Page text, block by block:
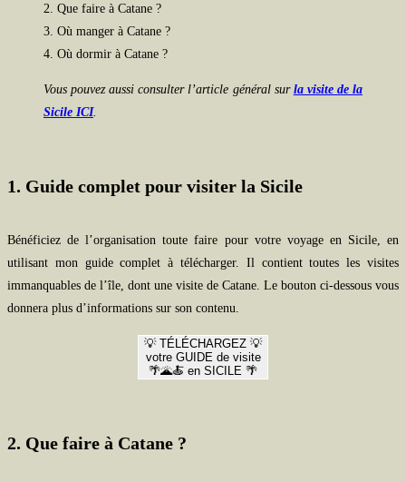
2. Que faire à Catane ?
3. Où manger à Catane ?
4. Où dormir à Catane ?
Vous pouvez aussi consulter l’article général sur la visite de la
Sicile ICI.
1. Guide complet pour visiter la Sicile
Bénéficiez de l’organisation toute faire pour votre voyage en Sicile, en
utilisant mon guide complet à télécharger. Il contient toutes les visites
immanquables de l’île, dont une visite de Catane. Le bouton ci-dessous vous
donnera plus d’informations sur son contenu.
💡 TÉLÉCHARGEZ 💡
votre GUIDE de visite
🌴🌋🍝 en SICILE 🌴
2. Que faire à Catane ?